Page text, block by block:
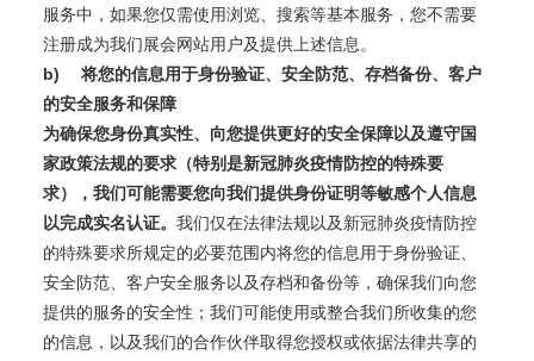
服务中，如果您仅需使用浏览、搜索等基本服务，您不需要
注册成为我们展会网站用户及提供上述信息。
b)
将您的信息用于身份验证、安全防范、存档备份、客户
的安全服务和保障
为确保您身份真实性、向您提供更好的安全保障以及遵守国
家政策法规的要求（特别是新冠肺炎疫情防控的特殊要
求），我们可能需要您向我们提供身份证明等敏感个人信息
以完成实名认证。 我们仅在法律法规以及新冠肺炎疫情防控
的特殊要求所规定的必要范围内将您的信息用于身份验证、
安全防范、客户安全服务以及存档和备份等，确保我们向您
提供的服务的安全性；我们可能使用或整合我们所收集的您
的信息，以及我们的合作伙伴取得您授权或依据法律共享的